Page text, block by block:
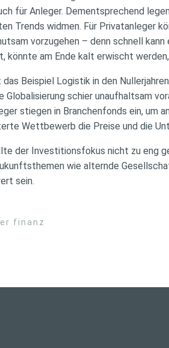
für Anleger. Dementsprechend
Trends widmen. Für Privatanleger
vorzugehen – denn schnell kann
könnte am Ende kalt erwischt
das Beispiel Logistik in den
Globalisierung schier unaufhaltsam
stiegen in Branchenfonds ein, um
Wettbewerb die Preise und die
der Investitionsfokus nicht zu eng
wie alternde
sein.
finanz